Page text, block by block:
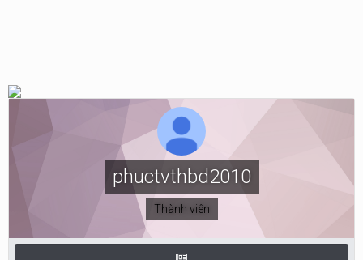
phuctvthbd2010
Thành viên